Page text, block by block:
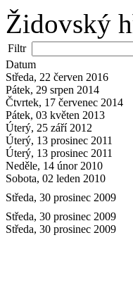
Židovský
Filtr
Datum
Středa, 22 červen 2016
Pátek, 29 srpen 2014
Čtvrtek, 17 červenec 2014
Pátek, 03 květen 2013
Úterý, 25 září 2012
Úterý, 13 prosinec 2011
Úterý, 13 prosinec 2011
Neděle, 14 únor 2010
Sobota, 02 leden 2010
Středa, 30 prosinec 2009
Středa, 30 prosinec 2009
Středa, 30 prosinec 2009